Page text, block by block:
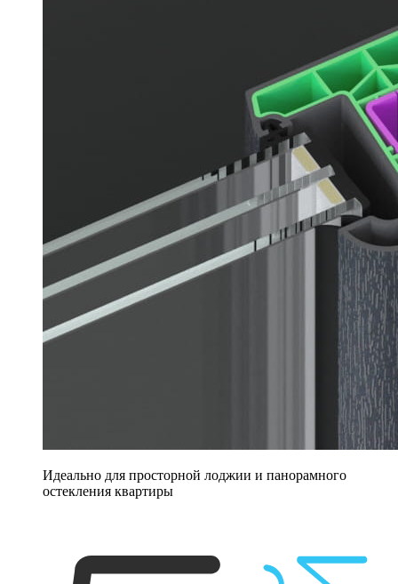
Идеально для просторной лоджии и панорамного
остекления квартиры